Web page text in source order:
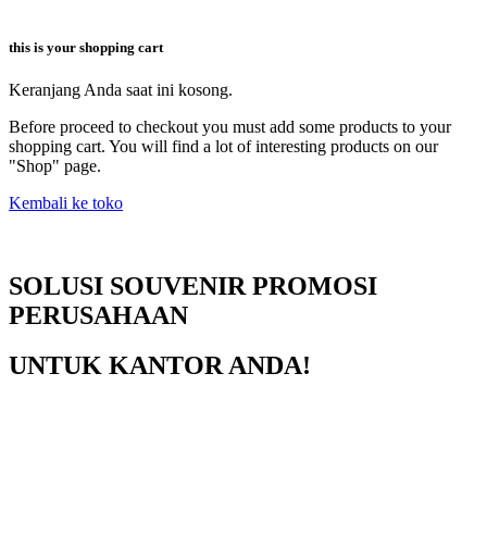
this is your shopping cart
Keranjang Anda saat ini kosong.
Before proceed to checkout you must add some products to your
shopping cart. You will find a lot of interesting products on our
"Shop" page.
Kembali ke toko
SOLUSI SOUVENIR PROMOSI
PERUSAHAAN
UNTUK KANTOR ANDA!